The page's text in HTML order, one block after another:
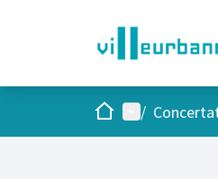
AccueilMenu
/